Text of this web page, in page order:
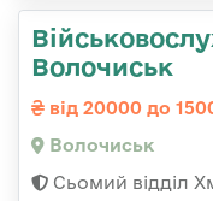
Волочиськ
від 20000 до
Волочиськ
Сьомий відділ